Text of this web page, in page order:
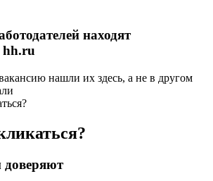
находят
hh.ru
нашли их здесь, а не в другом